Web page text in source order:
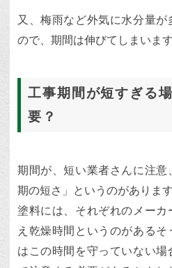
又、梅雨など外気に水分量
ので、期間は伸びてしまいます
工事期間が短すぎる
要？
期間が、短い業者さんに注意
期の短さ」というのがあります
塗料には、それぞれのメー
え乾燥時間というのがある
はこの時間を守っていない